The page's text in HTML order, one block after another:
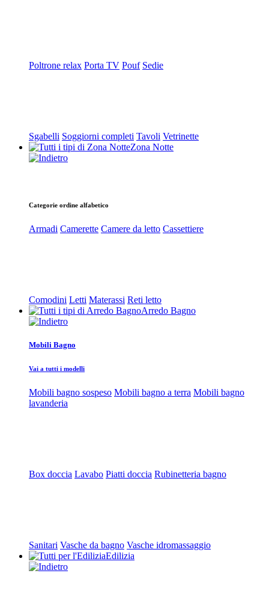
Poltrone relax Porta TV Pouf Sedie
Sgabelli Soggiorni completi Tavoli Vetrinette
Zona Notte
Categorie ordine alfabetico
Armadi Camerette Camere da letto Cassettiere
Comodini Letti Materassi Reti letto
Arredo Bagno
Mobili Bagno
Vai a tutti i modelli
Mobili bagno sospeso Mobili bagno a terra Mobili bagno
lavanderia
Box doccia Lavabo Piatti doccia Rubinetteria bagno
Sanitari Vasche da bagno Vasche idromassaggio
Edilizia